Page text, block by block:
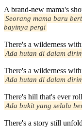
A brand-new mama's
Seorang mama baru
bayinya pergi
There's a wilderness
Ada hutan di dalam
There's a wilderness
Ada hutan di dalam
There's hill that's ever
Ada bukit yang selalu
There's a story still